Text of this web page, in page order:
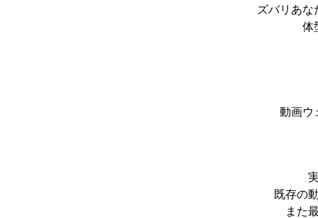
ズバリあな
体
動画ウ
既存の
また